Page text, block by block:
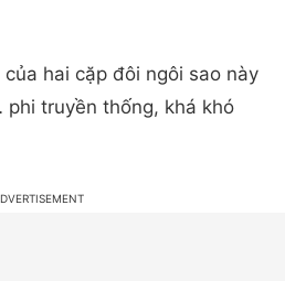
hai cặp đôi ngôi sao này
truyền thống, khá khó